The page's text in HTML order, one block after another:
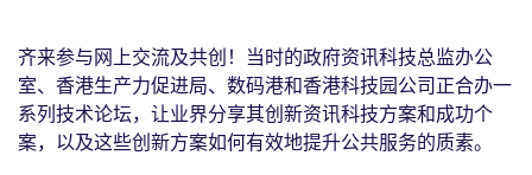
齐来参与网上交流及共创！当时的政府资讯科技总监办公
室、香港生产力促进局、数码港和香港科技园公司正合办一
系列技术论坛，让业界分享其创新资讯科技方案和成功个
案，以及这些创新方案如何有效地提升公共服务的质素。